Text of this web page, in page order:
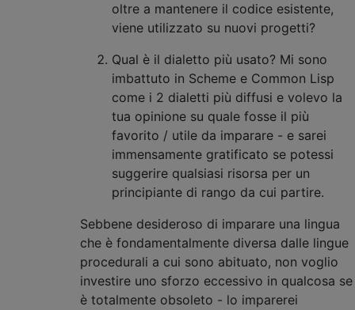
oltre a mantenere il codice esistente,
viene utilizzato su nuovi progetti?
Qual è il dialetto più usato? Mi sono
imbattuto in Scheme e Common Lisp
come i 2 dialetti più diffusi e volevo la
tua opinione su quale fosse il più
favorito / utile da imparare - e sarei
immensamente gratificato se potessi
suggerire qualsiasi risorsa per un
principiante di rango da cui partire.
Sebbene desideroso di imparare una lingua
che è fondamentalmente diversa dalle lingue
procedurali a cui sono abituato, non voglio
investire uno sforzo eccessivo in qualcosa se
è totalmente obsoleto - lo imparerei